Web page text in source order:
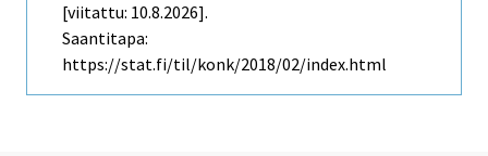
[viitattu: 10.8.2026].
Saantitapa:
https://stat.fi/til/konk/2018/02/index.html